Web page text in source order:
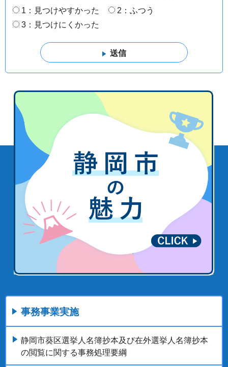
1：見つけやすかった
2：ふつう
3：見つけにくかった
事務事業実施
静岡市葵区選挙人名簿抄本及び在外選挙人名簿抄本
の閲覧に関する事務処理要綱